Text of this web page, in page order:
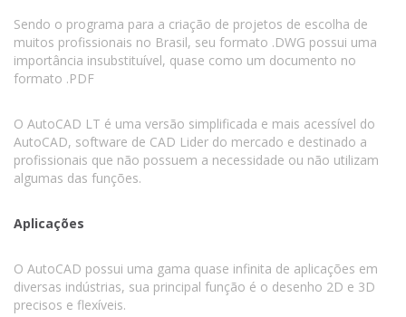
Sendo o programa para a criação de projetos de escolha de
muitos profissionais no Brasil, seu formato .DWG possui uma
importância insubstituível, quase como um documento no
formato .PDF
O AutoCAD LT é uma versão simplificada e mais acessível do
AutoCAD, software de CAD Lider do mercado e destinado a
profissionais que não possuem a necessidade ou não utilizam
algumas das funções.
Aplicações
O AutoCAD possui uma gama quase infinita de aplicações em
diversas indústrias, sua principal função é o desenho 2D e 3D
precisos e flexíveis.